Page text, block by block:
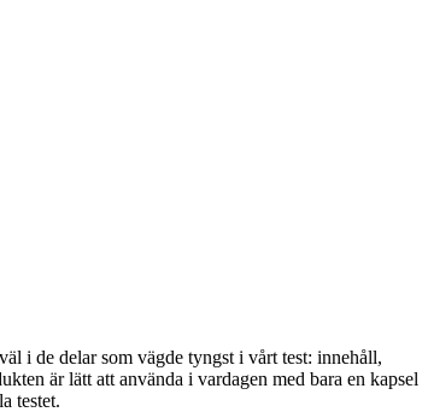
i de delar som vägde tyngst i vårt test: innehåll,
är lätt att använda i vardagen med bara en kapsel
testet.